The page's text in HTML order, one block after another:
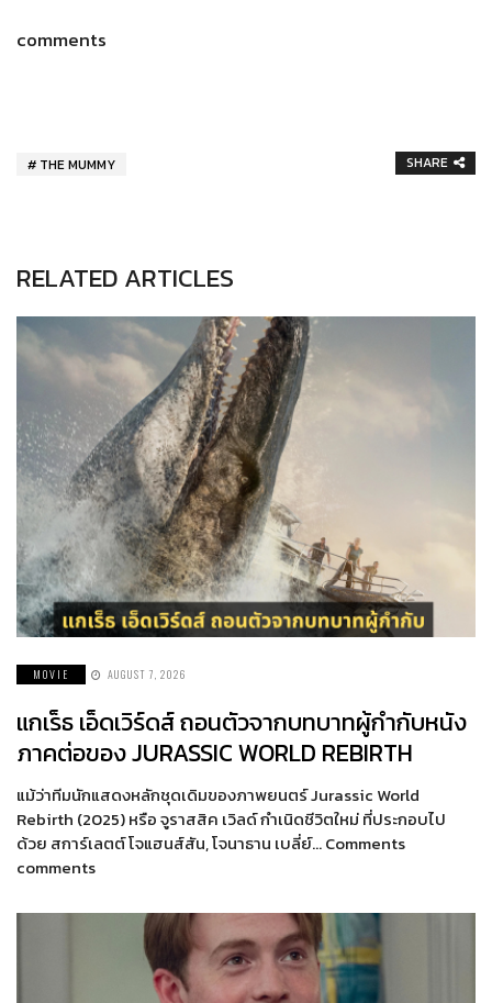
comments
THE MUMMY SHARE
RELATED ARTICLES
MOVIE AUGUST 7, 2026
แกเร็ธ เอ็ดเวิร์ดส์ ถอนตัวจากบทบาทผู้กำกับหนัง
ภาคต่อของ JURASSIC WORLD REBIRTH
แม้ว่าทีมนักแสดงหลักชุดเดิมของภาพยนตร์ Jurassic World
Rebirth (2025) หรือ จูราสสิค เวิลด์ กำเนิดชีวิตใหม่ ที่ประกอบไป
ด้วย สการ์เลตต์ โจแฮนส์สัน, โจนาธาน เบลี่ย์… Comments
comments